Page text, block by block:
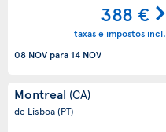
388 €
taxas e impostos incl.
08 NOV para14 NOV
Montreal (CA)
de Lisboa(PT)